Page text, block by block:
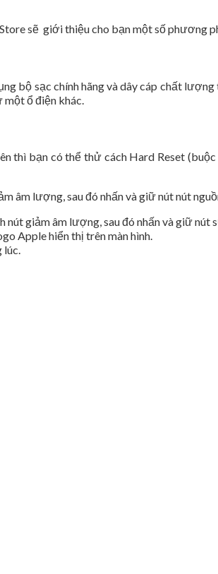
sẽ giới thiệu cho bạn một số phương
bộ sạc chính hãng và dây cáp chất
một ổ điện khác.
thì bạn có thể thử cách Hard Reset
âm lượng, sau đó nhấn và giữ nút nút
nút giảm âm lượng, sau đó nhấn và giữ
Apple hiển thị trên màn hình.
lúc.